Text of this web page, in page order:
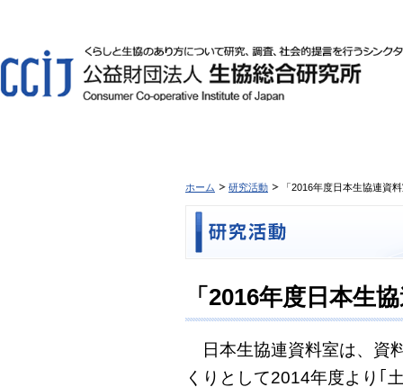
ホーム 研究活動 「2016年度日本生協連資
「2016年度日本生
日本生協連資料室は、資
くりとして2014年度より｢